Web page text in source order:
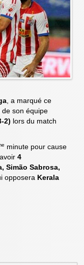
, a marqué ce
de son équipe
2) lors du match
minute pour cause
avoir4
Simão Sabrosa,
opposera Kerala